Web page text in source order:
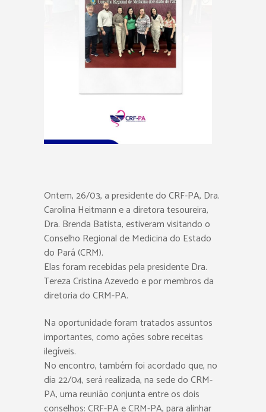
Ontem, 26/03, a presidente do CRF-PA, Dra.
Carolina Heitmann e a diretora tesoureira,
Dra. Brenda Batista, estiveram visitando o
Conselho Regional de Medicina do Estado
do Pará (CRM).
Elas foram recebidas pela presidente Dra.
Tereza Cristina Azevedo e por membros da
diretoria do CRM-PA.
Na oportunidade foram tratados assuntos
importantes, como ações sobre receitas
ilegíveis.
No encontro, também foi acordado que, no
dia 22/04, será realizada, na sede do CRM-
PA, uma reunião conjunta entre os dois
conselhos: CRF-PA e CRM-PA, para alinhar